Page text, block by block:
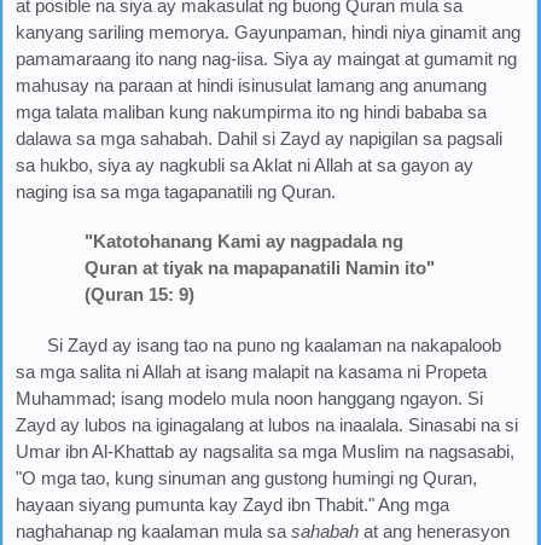
at posible na siya ay makasulat ng buong Quran mula sa
kanyang sariling memorya. Gayunpaman, hindi niya ginamit ang
pamamaraang ito nang nag-iisa. Siya ay maingat at gumamit ng
mahusay na paraan at hindi isinusulat lamang ang anumang
mga talata maliban kung nakumpirma ito ng hindi bababa sa
dalawa sa mga sahabah. Dahil si Zayd ay napigilan sa pagsali
sa hukbo, siya ay nagkubli sa Aklat ni Allah at sa gayon ay
naging isa sa mga tagapanatili ng Quran.
"Katotohanang Kami ay nagpadala ng
Quran at tiyak na mapapanatili Namin ito"
(Quran 15: 9)
Si Zayd ay isang tao na puno ng kaalaman na nakapaloob
sa mga salita ni Allah at isang malapit na kasama ni Propeta
Muhammad; isang modelo mula noon hanggang ngayon. Si
Zayd ay lubos na iginagalang at lubos na inaalala. Sinasabi na si
Umar ibn Al-Khattab ay nagsalita sa mga Muslim na nagsasabi,
"O mga tao, kung sinuman ang gustong humingi ng Quran,
hayaan siyang pumunta kay Zayd ibn Thabit." Ang mga
naghahanap ng kaalaman mula sa sahabah at ang henerasyon